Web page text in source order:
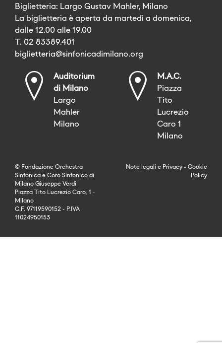
Biglietteria: Largo Gustav Mahler, Milano
La biglietteria è aperta da martedì a domenica,
dalle 12.00 alle 19.00
T. 02 83389.401
biglietteria@sinfonicadimilano.org
Auditorium
di Milano
Largo
Mahler
Milano
M.A.C.
Piazza
Tito
Lucrezio
Caro 1
Milano
© Fondazione Orchestra
Sinfonica e Coro Sinfonico di
Milano Giuseppe Verdi
Piazza Tito Lucrezio Caro, 1 -
Milano
C.F. 97119590152 - P.IVA
11024950153
Note legali e Privacy - Cookie
Policy